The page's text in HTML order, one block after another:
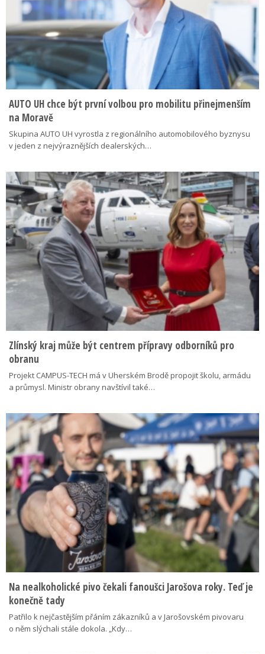
AUTO UH chce být první volbou pro mobilitu přinejmenším
na Moravě
Skupina AUTO UH vyrostla z regionálního automobilového byznysu
v jeden z nejvýraznějších dealerských…
Zlínský kraj může být centrem přípravy odborníků pro
obranu
Projekt CAMPUS-TECH má v Uherském Brodě propojit školu, armádu
a průmysl. Ministr obrany navštívil také…
Na nealkoholické pivo čekali fanoušci Jarošova roky. Teď je
konečně tady
Patřilo k nejčastějším přáním zákazníků a v Jarošovském pivovaru
o něm slýchali stále dokola. „Kdy…